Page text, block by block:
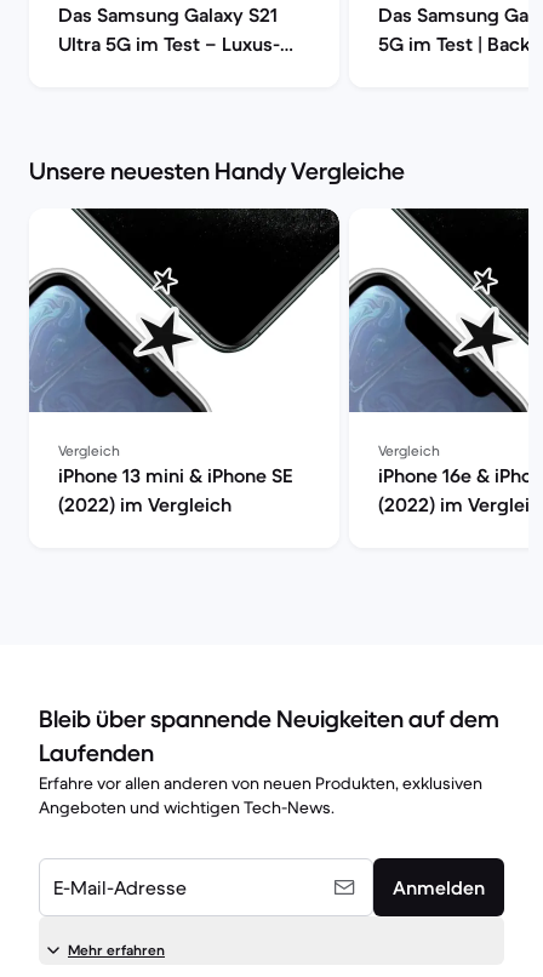
Das Samsung Galaxy S21
Ultra 5G im Test – Luxus-
Das Samsung
5G im Test | Back
Unsere neuesten Handy Vergleiche
Vergleich
iPhone 13 mini & iPhone SE
(2022) im Vergleich
Vergleich
iPhone 16e &
(2022) im
Bleib über spannende Neuigkeiten auf dem
Laufenden
Erfahre vor allen anderen von neuen Produkten, exklusiven
Angeboten und wichtigen Tech-News.
E-Mail-Adresse Anmelden
Mehr erfahren